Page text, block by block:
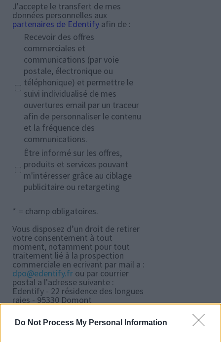
Do Not Process My Personal Information
J'accepte le transfert de mes
données personnelles aux
partenaires de Edentifyafin de :
Recevoir des offres
commerciales et
communications (par voie
postale, électronique ou
téléphonique) et permettre le
suivi individualisé de mes
ouvertures email par un traceur
afin de personnaliser le contenu
et la fréquence des
communications.
Être informé sur les offres,
produits et services pouvant
m'intéresser grâce au ciblage
publicitaire ou retargeting
* = champ obligatoires.
Vous disposez d’un droit de retirer
votre consentement à tout
moment, notamment pour tout
traitement lié à la prospection
commerciale en ecrivant par mail a :
dpo@edentify.frou par courrier
postal a l'adresse suivante :
Edentify - 22 résidence des longues
raies - 95330 Domont
J’ai lu la politique de confidentialité,
et en cliquant sur « je souhaite